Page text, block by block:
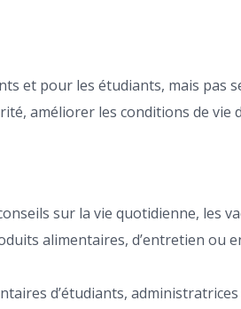
et pour les étudiants, mais pas
améliorer les conditions de
sur la vie quotidienne, les
alimentaires, d’entretien
d’étudiants,